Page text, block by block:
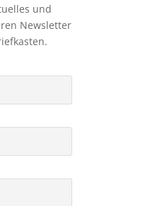
und
Newsletter